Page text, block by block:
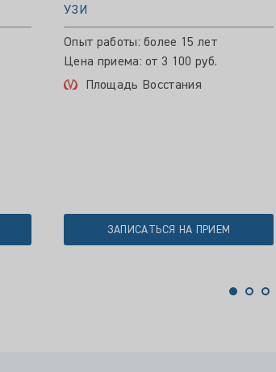
УЗИ
Опыт работы: более 15 лет
Цена приема: от 3 100 руб.
Площадь Восстания
ЗАПИСАТЬСЯ НА ПРИЕМ